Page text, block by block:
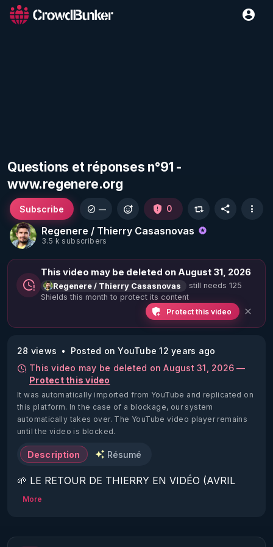
Questions et réponses n°91 -
www.regenere.org
Regenere / Thierry Casasnovas
3.5 k subscribers
Subscribe — 0
This video may be deleted on August 31, 2026
Regenere / Thierry Casasnovas
still needs 125
Shields this month to protect its content
Protect this video
28 views
Posted on YouTube 12 years ago
This video may be deleted on August 31, 2026 —
Protect this video
It was automatically imported from YouTube and replicated on
this platform. In the case of a blockage, our system
automatically takes over. The YouTube video player remains
until the video is blocked.
Description Résumé
🌱 LE RETOUR DE THIERRY EN VIDÉO (AVRIL
2022)!
https://www.rgnr.fr/presentation.html
More